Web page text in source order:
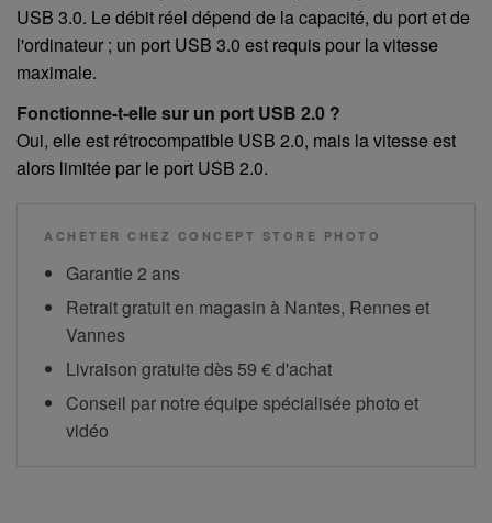
USB 3.0. Le débit réel dépend de la capacité, du port et de
l'ordinateur ; un port USB 3.0 est requis pour la vitesse
maximale.
Fonctionne-t-elle sur un port USB 2.0 ?
Oui, elle est rétrocompatible USB 2.0, mais la vitesse est
alors limitée par le port USB 2.0.
ACHETER CHEZ CONCEPT STORE PHOTO
Garantie 2 ans
Retrait gratuit en magasin à Nantes, Rennes et
Vannes
Livraison gratuite dès 59 € d'achat
Conseil par notre équipe spécialisée photo et
vidéo